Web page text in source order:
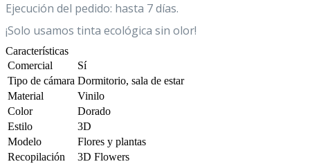
Ejecución del pedido: hasta 7 días.
¡Solo usamos tinta ecológica sin olor!
Características
Comercial
Sí
Tipo de cámara Dormitorio, sala de estar
Material
Vinilo
Color
Dorado
Estilo
3D
Modelo
Flores y plantas
Recopilación
3D Flowers